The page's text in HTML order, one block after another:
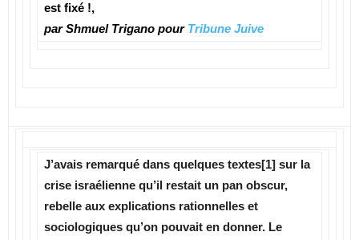
est fixé !,
par Shmuel Trigano pour Tribune Juive
J’avais remarqué dans quelques textes[1] sur la
crise israélienne qu’il restait un pan obscur,
rebelle aux explications rationnelles et
sociologiques qu’on pouvait en donner. Le